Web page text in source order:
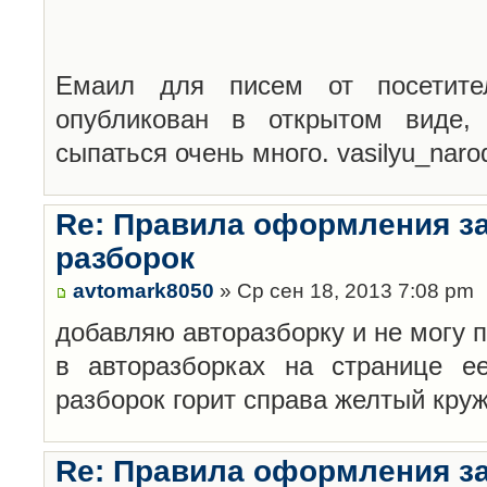
Емаил для писем от
опубликован в открытом
сыпаться очень много.
Re: Правила оформления
разборок
avtomark8050 » Ср сен 18, 2013 7:08 pm
добавляю авторазборку и не могу
в авторазборках на странице
разборок горит справа желтый
Re: Правила оформления